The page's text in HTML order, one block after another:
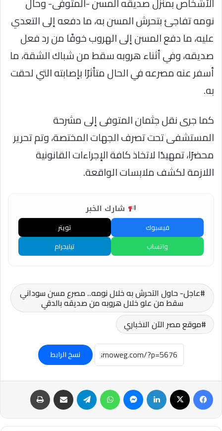
نومه تفاجئ بتحرش المسن به، ما دفعه إلى التعدي
عليه، ما دفع المسن إلى الهروب خوفًا من رد فعل
صديقه، وفي أثناء هروبه سقط من شباك الشقة، ما
أسفر عنه مصرعه في الحال متأثرًا بإصابته التي لحقت
به.
كما جرى نقل جثمان المتوفى إلى مشرحة
المستشفى تحت تصرف الجهات المختصة، وتم تحرير
محضرًا، تمهيدًا لاتخاذ كافة الإجراءات القانونية
اللازمة لكشف ملابسات الواقعة.
شارك الخبر
فيسبوك
تويتر
واتساب
تيليجرام
عاجل- حاول التحرش به خلال نومه.. مصرع مسن سوداني
سقط من علو خلال هروبه من صديقه بالدقي
موقع مصر الآن الاخباري
نسخ الرابط
فيسبوك لينكدإن ماسنجر واتساب تيلقرام مشاركة عبر البريد